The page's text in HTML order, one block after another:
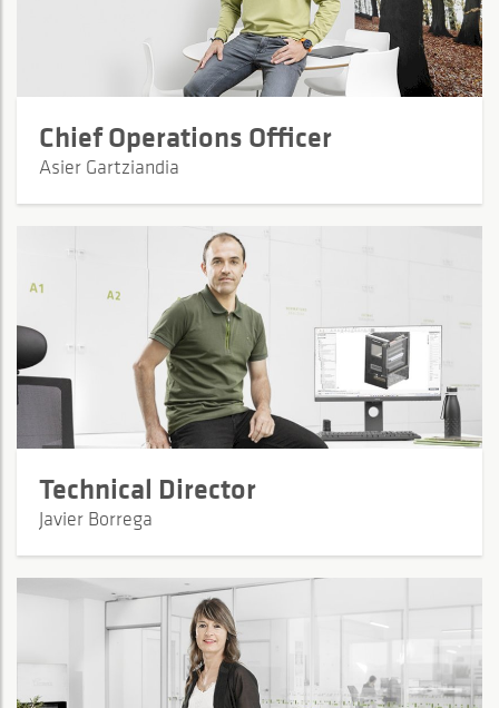
Chief Operations Officer
Asier Gartziandia
Technical Director
Javier Borrega